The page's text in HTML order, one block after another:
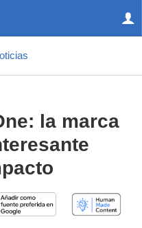
la marca